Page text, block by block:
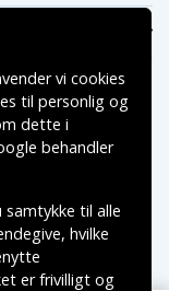
vi cookies
til personlig og
dette i
behandler
til alle
hvilke
er frivilligt og